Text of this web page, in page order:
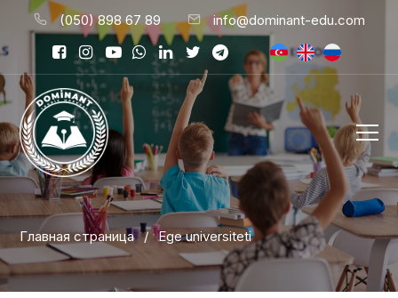
(050) 898 67 89 info@dominant-edu.com
Главная страница / Ege universiteti